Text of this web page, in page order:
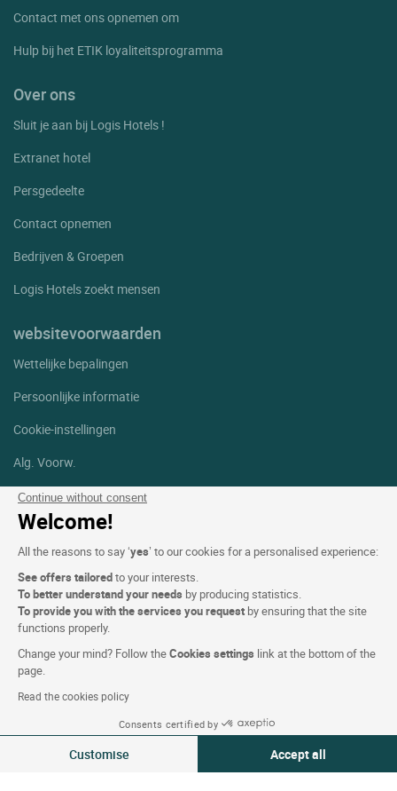
Continue without consent
Welcome!
All the reasons to say ‘yes’ to our cookies for a personalised experience:
See offers tailoredto your interests.
To better understand your needs by producing statistics.
To provide you with the services you request by ensuring that the site
functions properly.
Change your mind? Follow theCookies settings link at the bottom of the
page.
Read the cookies policy
Consents certified by
Customise Accept all
Contact met ons opnemen om
Hulp bij het ETIK loyaliteitsprogramma
Over ons
Sluit je aan bij Logis Hotels !
Extranet hotel
Persgedeelte
Contact opnemen
Bedrijven & Groepen
Logis Hotels zoekt mensen
websitevoorwaarden
Wettelijke bepalingen
Persoonlijke informatie
Cookie-instellingen
Alg. Voorw.
Help
Sitemap
Foto's
Volg ons
Facebook
Instagram
Linkedin
Logis Hotels copyright © 2026 Alle rechten voorbehouden - CGV.